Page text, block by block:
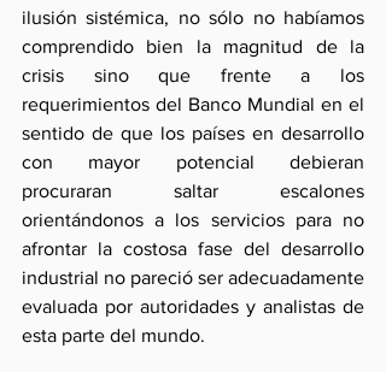
ilusión sistémica, no sólo no habíamos
comprendido bien la magnitud de la
crisis sino que frente a los
requerimientos del Banco Mundial en el
sentido de que los países en desarrollo
con mayor potencial debieran
procuraran saltar escalones
orientándonos a los servicios para no
afrontar la costosa fase del desarrollo
industrial no pareció ser adecuadamente
evaluada por autoridades y analistas de
esta parte del mundo.